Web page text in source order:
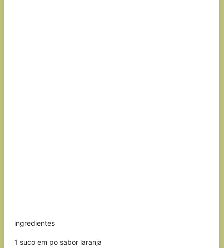
ingredientes
1 suco em po sabor laranja